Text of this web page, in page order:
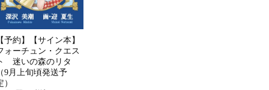
【予約】【サイン本】
ォーチュン・クエス
ト 迷いの森のリタ
（9月上旬頃発送予
）